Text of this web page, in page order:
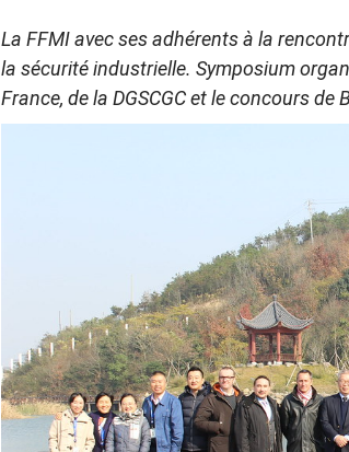
La FFMI avec ses adhérents à la
la sécurité industrielle. Symposium
France, de la DGSCGC et le concours de